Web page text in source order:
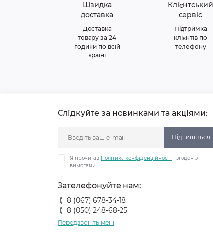
Швидка
доставка
Доставка
товару за 24
години по всій
країні
Клієнтський
сервіс
Підтримка
клієнтів по
телефону
Слідкуйте за новинками та акціями:
Підпишіться
Я прочитав Політика конфіденційності і згоден з
вимогами
Зателефонуйте нам:
8 (067) 678-34-18
8 (050) 248-68-25
Передзвоніть мені